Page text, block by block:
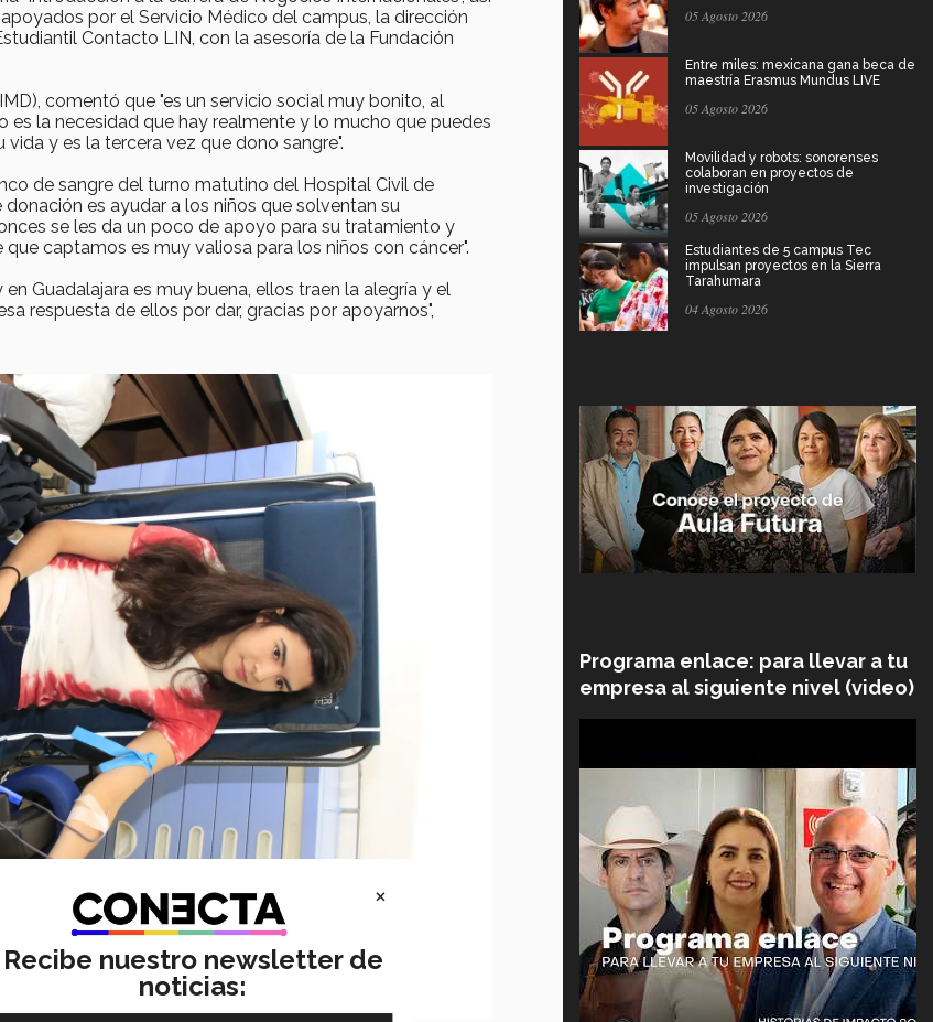
por el Servicio Médico del campus, la dirección
Contacto LIN, con la asesoría de la Fundación
comentó que "es un servicio social muy bonito, al
la necesidad que hay realmente y lo mucho que puedes
y es la tercera vez que dono sangre".
de sangre del turno matutino del Hospital Civil de
es ayudar a los niños que solventan su
se les da un poco de apoyo para su tratamiento y
captamos es muy valiosa para los niños con cáncer".
Guadalajara es muy buena, ellos traen la alegría y el
respuesta de ellos por dar, gracias por apoyarnos",
05 Agosto 2026
Entre miles: mexicana gana beca de
maestría Erasmus Mundus LIVE
05 Agosto 2026
Movilidad y robots: sonorenses
colaboran en proyectos de
investigación
05 Agosto 2026
Estudiantes de 5 campus Tec
impulsan proyectos en la Sierra
Tarahumara
04 Agosto 2026
Programa enlace: para llevar a tu
empresa al siguiente nivel (video)
×
Recibe nuestro newsletter de
noticias: